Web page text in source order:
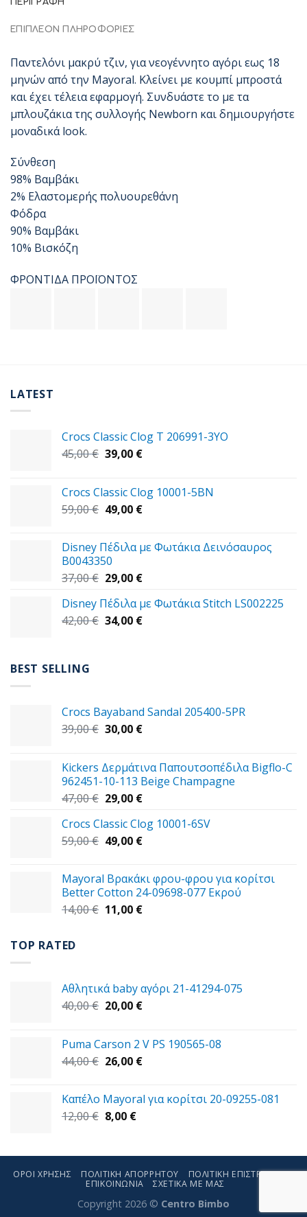
ΕΠΙΠΛΈΟΝ ΠΛΗΡΟΦΟΡΊΕΣ
Παντελόνι μακρύ τζιν, για νεογέννητο αγόρι εως 18
μηνών από την Mayoral. Κλείνει με κουμπί μπροστά
και έχει τέλεια εφαρμογή. Συνδυάστε το με τα
μπλουζάκια της συλλογής Newborn και δημιουργήστε
μοναδικά look.
Σύνθεση
98% Βαμβάκι
2% Ελαστομερής πολυουρεθάνη
Φόδρα
90% Βαμβάκι
10% Βισκόζη
ΦΡΟΝΤΙΔΑ ΠΡΟΪΟΝΤΟΣ
LATEST
Crocs Classic Clog T 206991-3YΟ
45,00€ Original
45,00 €.
39,00 €Η
είναι:
39,00 €.
Crocs Classic Clog 10001-5BN
59,00€ Original
59,00 €.
49,00 €Η
είναι:
Disney Πέδιλα με Φωτάκια Δεινόσαυρος
B0043350
37,00€ Original
was:
37,00 €.
29,00 €Η
τιμή
είναι:
Disney Πέδιλα με Φωτάκια Stitch LS002225
42,00€ Original
34,00 €Η
BEST SELLING
Crocs Bayaband Sandal 205400-5PR
39,00€ Original
39,00 €.
30,00 €Η
είναι:
30,00 €.
Kickers Δερμάτινα Παπουτσοπέδιλα Bigflo-C
962451-10-113 Beige Champagne
47,00€ Original
was:
47,00 €.
29,00 €Η
τιμή
είναι:
Crocs Classic Clog 10001-6SV
59,00€ Original
59,00 €.
49,00 €Η
είναι:
49,00 €.
Mayoral Βρακάκι φρου-φρου για κορίτσι
Better Cotton 24-09698-077 Εκρού
14,00€ Original
11,00 €Η
TOP RATED
Αθλητικά baby αγόρι 21-41294-075
40,00€ Original
40,00 €.
20,00 €Η
είναι:
20,00 €.
Puma Carson 2 V PS 190565-08
44,00€ Original
44,00 €.
26,00 €Η
είναι:
Καπέλο Mayoral για κορίτσι 20-09255-081
12,00€ Original
12,00 €.
8,00 €Η
είναι:
8,00 €.
ΌΡΟΙ ΧΡΉΣΗΣ ΠΟΛΙΤΙΚΉ ΑΠΟΡΡΉΤΟΥ
ΠΟΛΙΤΙΚΉ ΕΠΙΣΤΡΟΦΏΝ
ΕΠΙΚΟΙΝΩΝΊΑ
ΣΧΕΤΙΚΑ ΜΕ ΜΑΣ
Copyright 2026 © Centro Bimbo